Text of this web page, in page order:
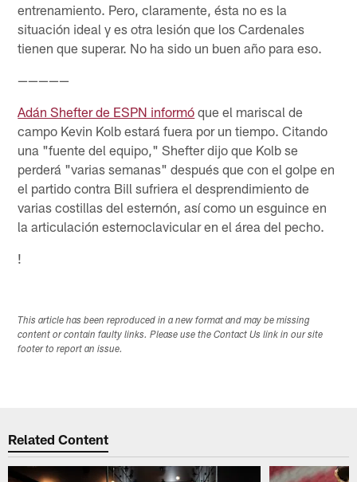
entrenamiento. Pero, claramente, ésta no es la
situación ideal y es otra lesión que los Cardenales
tienen que superar. No ha sido un buen año para eso.
—————
Adán Shefter de ESPN informó que el mariscal de
campo Kevin Kolb estará fuera por un tiempo. Citando
una "fuente del equipo," Shefter dijo que Kolb se
perderá "varias semanas" después que con el golpe en
el partido contra Bill sufriera el desprendimiento de
varias costillas del esternón, así como un esguince en
la articulación esternoclavicular en el área del pecho.
!
This article has been reproduced in a new format and may be missing
content or contain faulty links. Please use the Contact Us link in our site
footer to report an issue.
Related Content